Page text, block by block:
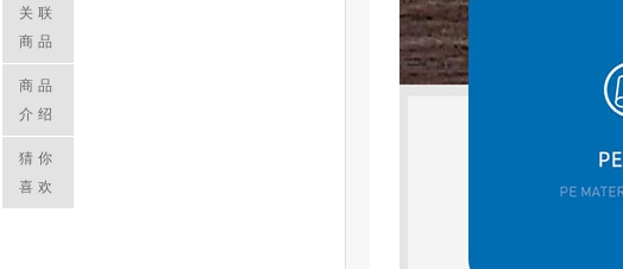
关联
商品
商品
介绍
猜你
喜欢